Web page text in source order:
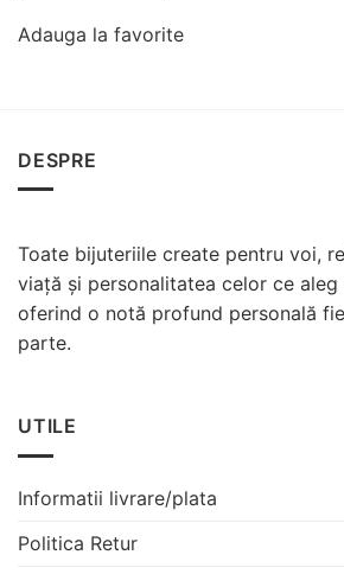
Adauga la favorite
DESPRE
Toate bijuteriile create pentru voi,
viață și personalitatea celor ce aleg
oferind o notă profund personală
parte.
UTILE
Informatii livrare/plata
Politica Retur